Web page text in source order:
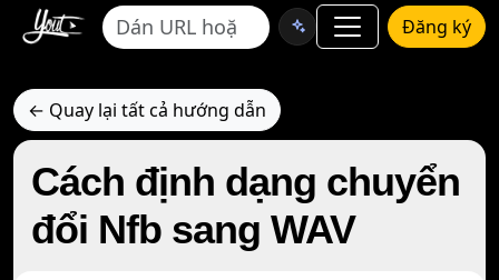
Đăng ký
← Quay lại tất cả hướng dẫn
Cách định dạng chuyển
đổi Nfb sang WAV